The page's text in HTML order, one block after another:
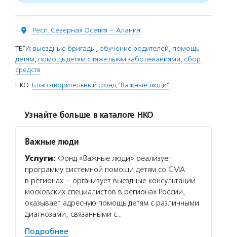
Респ. Северная Осетия — Алания
ТЕГИ: выездные бригады, обучение родителей, помощь
детям, помощь детям с тяжелыми заболеваниями, сбор
средств
НКО: Благотворительный фонд "Важные люди"
Узнайте больше в каталоге НКО
Важные люди
Услуги: Фонд «Важные люди» реализует
программу системной помощи детям со СМА
в регионах – организует выездные консультации
московских специалистов в регионах России,
оказывает адресную помощь детям с различными
диагнозами, связанными с…
Подробнее